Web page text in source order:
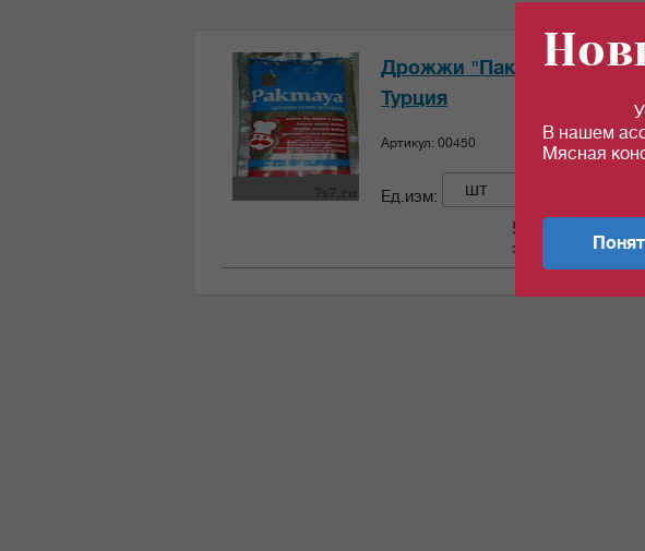
Дрожжи "Пакмай" 100 гр
Турция
Артикул: 00450
Ед.изм: шт
50.81
за 1 шт
В нашем
Мясная